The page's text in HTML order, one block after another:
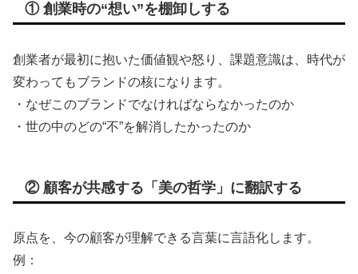
① 創業時の“想い”を棚卸しする
創業者が最初に抱いた価値観や怒り、課題意識は、時代が
変わってもブランドの核になります。
・なぜこのブランドでなければならなかったのか
・世の中のどの“不”を解消したかったのか
② 顧客が共感する「美の哲学」に翻訳する
原点を、今の顧客が理解できる言葉に言語化します。
例：